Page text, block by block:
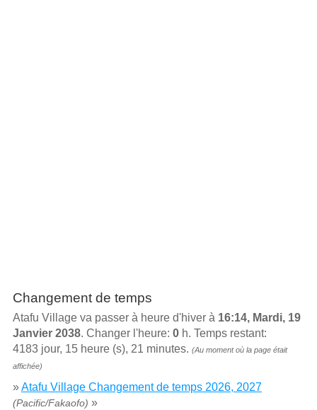
Changement de temps
Atafu Village va passer à heure d'hiver à 16:14, Mardi, 19
Janvier 2038. Changer l'heure: 0h. Temps restant:
4183 jour, 15 heure (s), 21 minutes. (Au moment où la page était
affichée)
»Atafu Village Changement de temps 2026, 2027
(Pacific/Fakaofo) »